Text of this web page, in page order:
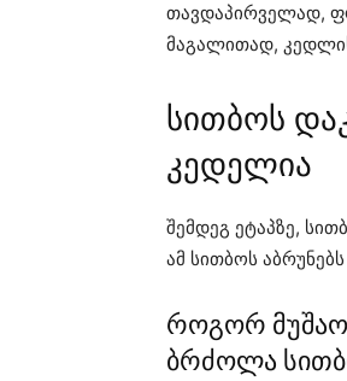
თავდაპირველად,
მაგალითად,
სითბოს
კედელია
შემდეგ ეტაპზე,
ამ სითბოს
როგორ
ბრძოლა